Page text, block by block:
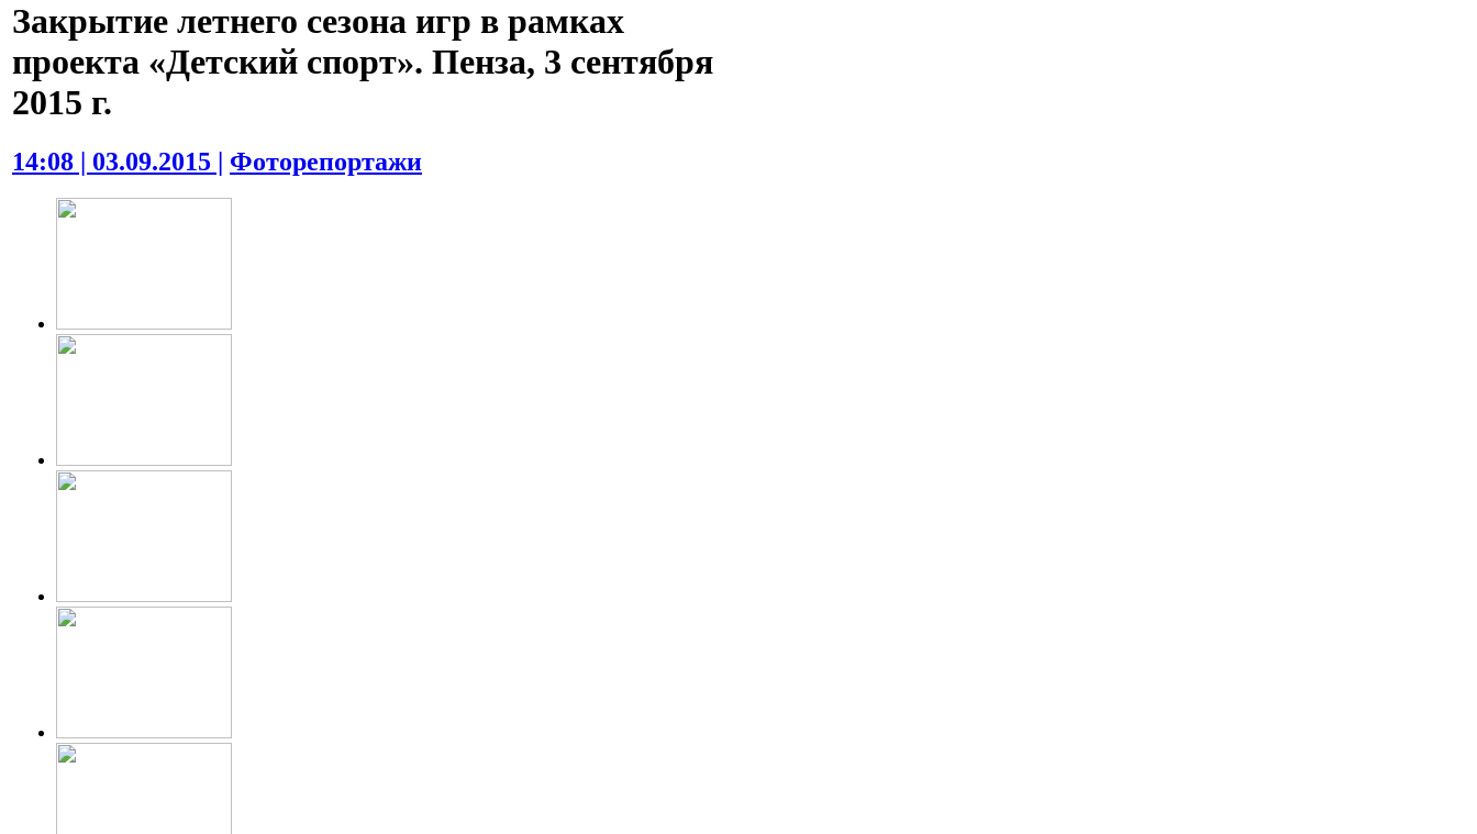
Закрытие летнего сезона игр в рамках
проекта «Детский спорт». Пенза, 3 сентября
2015 г.
14:08 | 03.09.2015 | Фоторепортажи